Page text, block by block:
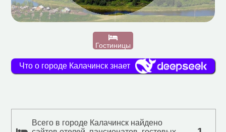
Гостиницы
Что о городе Калачинск знает
Всего в городе Калачинск найдено